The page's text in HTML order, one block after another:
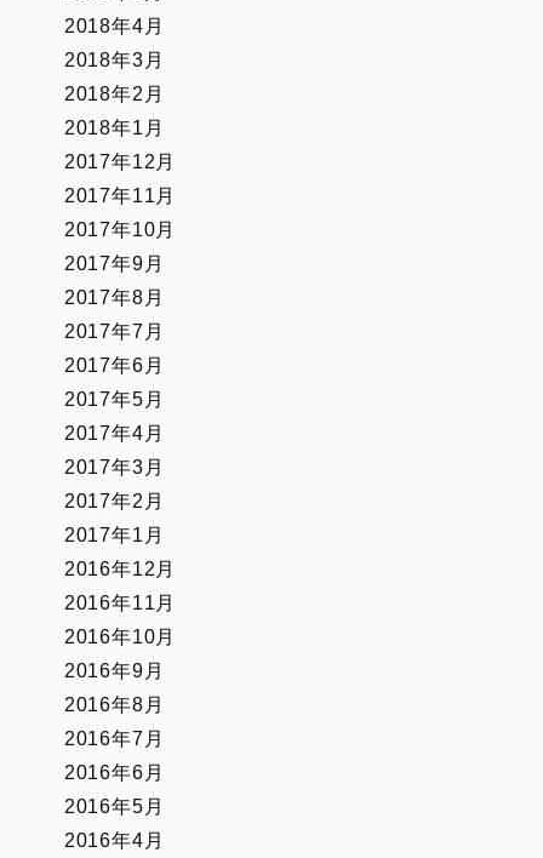
2018年4月
2018年3月
2018年2月
2018年1月
2017年12月
2017年11月
2017年10月
2017年9月
2017年8月
2017年7月
2017年6月
2017年5月
2017年4月
2017年3月
2017年2月
2017年1月
2016年12月
2016年11月
2016年10月
2016年9月
2016年8月
2016年7月
2016年6月
2016年5月
2016年4月